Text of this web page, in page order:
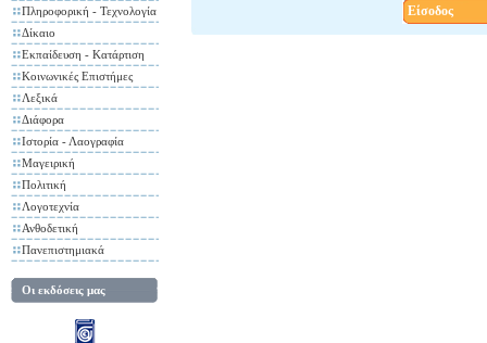
Πληροφορική - Τεχνολογία
Δίκαιο
Εκπαίδευση - Κατάρτιση
Κοινωνικές Επιστήμες
Λεξικά
Διάφορα
Ιστορία - Λαογραφία
Μαγειρική
Πολιτική
Λογοτεχνία
Ανθοδετική
Πανεπιστημιακά
Οι εκδόσεις μας
Είσοδος